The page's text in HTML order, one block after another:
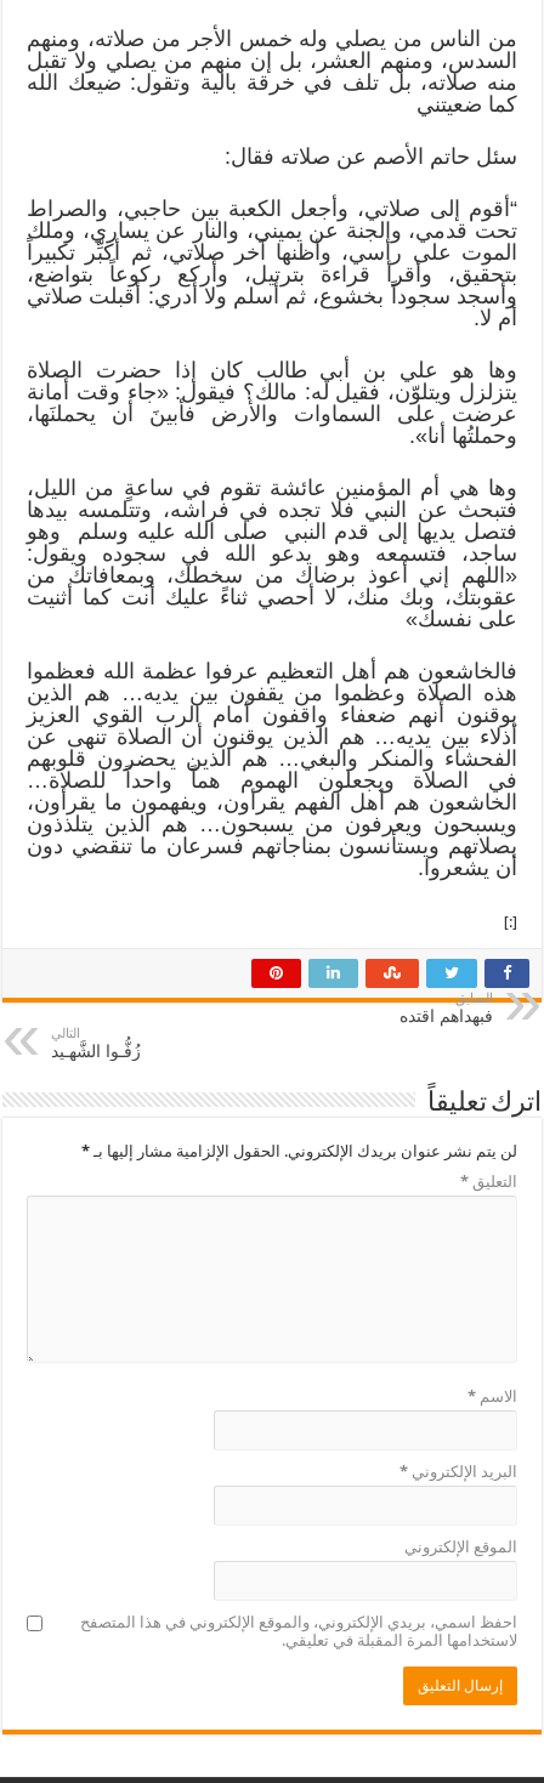
من الناس من يصلي وله خمس الأجر من صلاته، ومنهم
السدس، ومنهم العشر، بل إن منهم من يصلي ولا تقبل
منه صلاته، بل تلف في خرقة بالية وتقول: ضيعك الله
كما ضعيتني
سئل حاتم الأصم عن صلاته فقال:
“أقوم إلى صلاتي، وأجعل الكعبة بين حاجبي، والصراط
تحت قدمي، والجنة عن يميني، والنار عن يساري، وملك
الموت على رأسي، وأظنها آخر صلاتي، ثم أكبِّر تكبيراً
بتحقيق، وأقرأ قراءة بترتيل، وأركع ركوعاً بتواضع،
وأسجد سجوداً بخشوع، ثم أسلم ولا أدري: أقبلت صلاتي
أم لا.
وها هو علي بن أبي طالب كان إذا حضرت الصلاة
يتزلزل ويتلوّن، فقيل له: مالك؟ فيقول: «جاء وقت أمانة
عرضت على السماوات والأرض فأبينَ أن يحملنَها،
وحملتُها أنا».
وها هي أم المؤمنين عائشة تقوم في ساعةٍ من الليل،
فتبحث عن النبي فلا تجده في فراشه، وتتلمسه بيدها
فتصل يديها إلى قدم النبي صلى الله عليه وسلم وهو
ساجد، فتسمعه وهو يدعو الله في سجوده ويقول:
«اللهم إني أعوذ برضاك من سخطك، وبمعافاتك من
عقوبتك، وبك منك، لا أحصي ثناءً عليك أنت كما أثنيت
على نفسك»
فالخاشعون هم أهل التعظيم عرفوا عظمة الله فعظموا
هذه الصلاة وعظموا من يقفون بين يديه… هم الذين
يوقنون أنهم ضعفاء واقفون أمام الرب القوي العزيز
أذلاء بين يديه… هم الذين يوقنون أن الصلاة تنهى عن
الفحشاء والمنكر والبغي… هم الذين يحضرون قلوبهم
في الصلاة ويجعلون الهموم هماً واحداً للصلاة…
الخاشعون هم أهل الفهم يقرأون، ويفهمون ما يقرأون،
ويسبحون ويعرفون من يسبحون… هم الذين يتلذذون
بصلاتهم ويستأنسون بمناجاتهم فسرعان ما تنقضي دون
أن يشعروا.
[:]
السابق
فبهداهم اقتده
التالي
زُفُّـوا الشَّهـيد
اترك تعليقاً
لن يتم نشر عنوان بريدك الإلكتروني. الحقول الإلزامية مشار إليها بـ*
التعليق*
الاسم*
البريد الإلكتروني*
الموقع الإلكتروني
احفظ اسمي، بريدي الإلكتروني، والموقع الإلكتروني في هذا المتصفح
لاستخدامها المرة المقبلة في تعليقي.